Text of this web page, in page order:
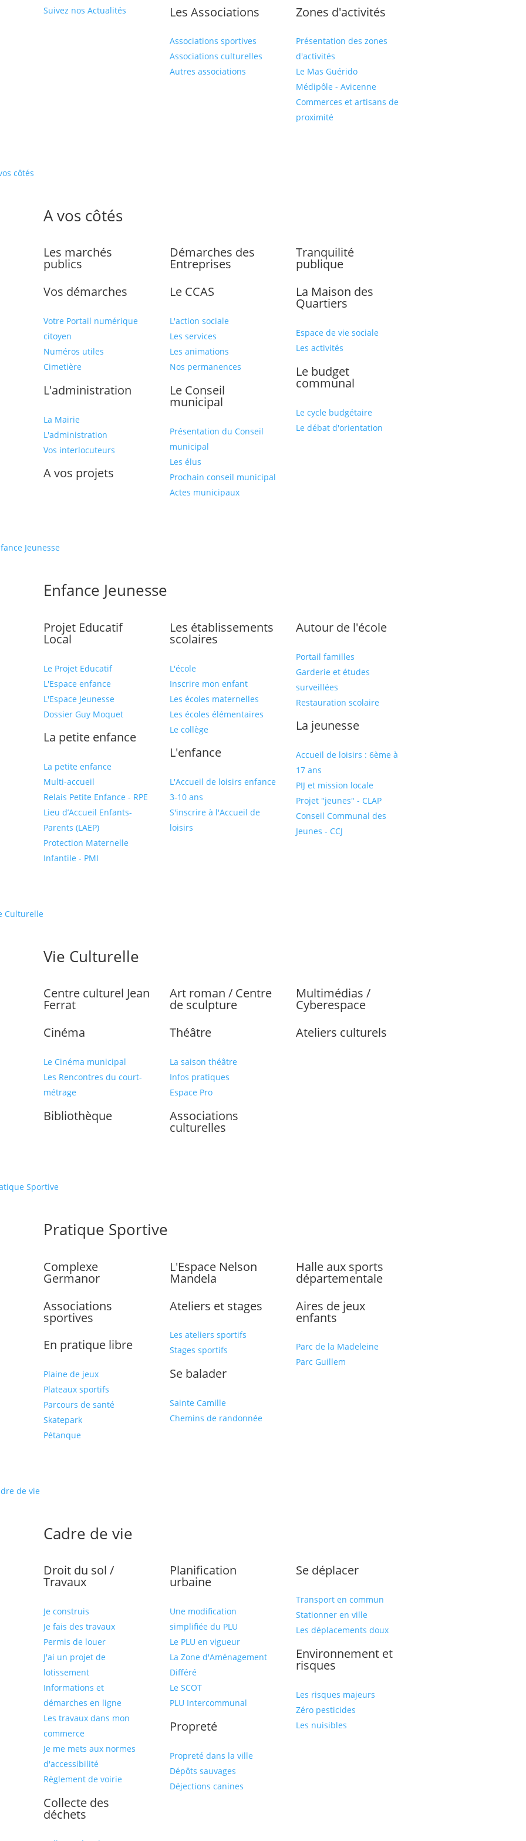
Suivez nos Actualités Les Associations
Associations sportives
Associations culturelles
Autres associations
Zones d'activités
Présentation des zones
d'activités
Le Mas Guérido
Médipôle - Avicenne
Commerces et artisans de
proximité
côtés
A vos côtés
Les marchés
publics
Vos démarches
Votre Portail numérique
citoyen
Numéros utiles
Cimetière
L'administration
La Mairie
L'administration
Vos interlocuteurs
A vos projets
Démarches des
Entreprises
Le CCAS
L'action sociale
Les services
Les animations
Nos permanences
Le Conseil
municipal
Présentation du Conseil
municipal
Les élus
Prochain conseil municipal
Actes municipaux
Tranquilité
publique
La Maison des
Quartiers
Espace de vie sociale
Les activités
Le budget
communal
Le cycle budgétaire
Le débat d'orientation
Jeunesse
Enfance Jeunesse
Projet Educatif
Local
Le Projet Educatif
L'Espace enfance
L'Espace Jeunesse
Dossier Guy Moquet
La petite enfance
La petite enfance
Multi-accueil
Relais Petite Enfance - RPE
Lieu d’Accueil Enfants-
Parents (LAEP)
Protection Maternelle
Infantile - PMI
Les établissements
scolaires
L'école
Inscrire mon enfant
Les écoles maternelles
Les écoles élémentaires
Le collège
L'enfance
L'Accueil de loisirs enfance
3-10 ans
S'inscrire à l'Accueil de
loisirs
Autour de l'école
Portail familles
Garderie et études
surveillées
Restauration scolaire
La jeunesse
Accueil de loisirs : 6ème à
17 ans
PIJ et mission locale
Projet "jeunes" - CLAP
Conseil Communal des
Jeunes - CCJ
Culturelle
Vie Culturelle
Centre culturel Jean
Ferrat
Cinéma
Le Cinéma municipal
Les Rencontres du court-
métrage
Bibliothèque
Art roman / Centre
de sculpture
Théâtre
La saison théâtre
Infos pratiques
Espace Pro
Associations
culturelles
Multimédias /
Cyberespace
Ateliers culturels
Sportive
Pratique Sportive
Complexe
Germanor
Associations
sportives
En pratique libre
Plaine de jeux
Plateaux sportifs
Parcours de santé
Skatepark
Pétanque
L'Espace Nelson
Mandela
Ateliers et stages
Les ateliers sportifs
Stages sportifs
Se balader
Sainte Camille
Chemins de randonnée
Halle aux sports
départementale
Aires de jeux
enfants
Parc de la Madeleine
Parc Guillem
de vie
Cadre de vie
Droit du sol /
Travaux
Je construis
Je fais des travaux
Permis de louer
J'ai un projet de
lotissement
Informations et
démarches en ligne
Les travaux dans mon
commerce
Je me mets aux normes
d'accessibilité
Règlement de voirie
Collecte des
déchets
Planification
urbaine
Une modification
simplifiée du PLU
Le PLU en vigueur
La Zone d'Aménagement
Différé
Le SCOT
PLU Intercommunal
Propreté
Propreté dans la ville
Dépôts sauvages
Déjections canines
Se déplacer
Transport en commun
Stationner en ville
Les déplacements doux
Environnement et
risques
Les risques majeurs
Zéro pesticides
Les nuisibles